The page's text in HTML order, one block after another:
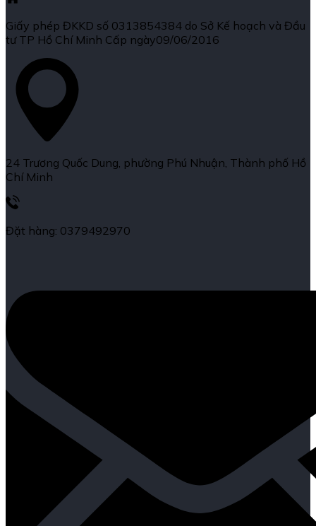
Giấy phép ĐKKD số 0313854384 do Sở Kế hoạch và Đầu
tư TP Hồ Chí Minh Cấp ngày09/06/2016
24 Trương Quốc Dung, phường Phú Nhuận, Thành phố Hồ
Chí Minh
Đặt hàng: 0379492970